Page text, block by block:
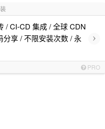
/ CI-CD 集成 / 全球 CDN
享 / 不限安装次数 / 永
›
PRO